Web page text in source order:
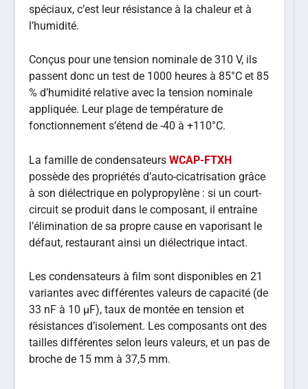
spéciaux, c’est leur résistance à la chaleur et à
l’humidité.
Conçus pour une tension nominale de 310 V, ils
passent donc un test de 1000 heures à 85°C et 85
% d’humidité relative avec la tension nominale
appliquée. Leur plage de température de
fonctionnement s’étend de -40 à +110°C.
La famille de condensateursWCAP-FTXH
possède des propriétés d’auto-cicatrisation grâce
à son diélectrique en polypropylène : si un court-
circuit se produit dans le composant, il entraîne
l’élimination de sa propre cause en vaporisant le
défaut, restaurant ainsi un diélectrique intact.
Les condensateurs à film sont disponibles en 21
variantes avec différentes valeurs de capacité (de
33 nF à 10 µF), taux de montée en tension et
résistances d’isolement. Les composants ont des
tailles différentes selon leurs valeurs, et un pas de
broche de 15 mm à 37,5 mm.